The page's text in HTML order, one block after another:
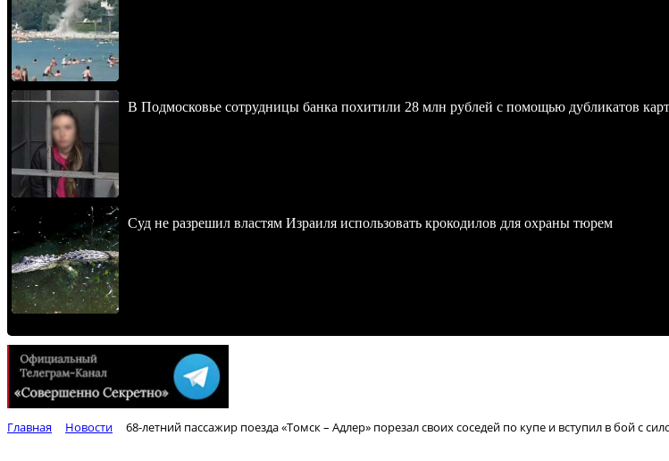
В Подмосковье сотрудницы банка похитили 28 млн рублей с помощью дубликатов карт
Суд не разрешил властям Израиля использовать крокодилов для охраны тюрем
Главная Новости 68-летний пассажир поезда «Томск – Адлер» порезал своих соседей по купе и вступил в бой с